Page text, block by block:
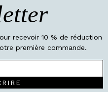
recevoir 10 % de réduction
première commande.